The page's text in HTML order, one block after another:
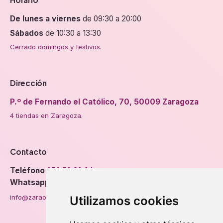
Utilizamos cookies
De lunes a viernes de 09:30 a 20:00
Sábados de 10:30 a 13:30
Cerrado domingos y festivos.
Dirección
P.º de Fernando el Católico, 70, 50009 Zaragoza
4 tiendas en Zaragoza.
Contacto
Teléfono 976 56 89 94
Whatsapp
info@zaraorto.com